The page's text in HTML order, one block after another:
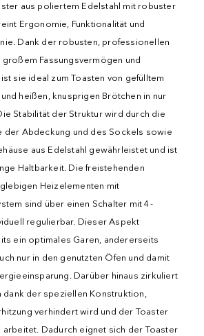
aus poliertem Edelstahl mit robuster
Ergonomie, Funktionalität und
Dank der robusten, professionellen
großem Fassungsvermögen und
sie ideal zum Toasten von gefülltem
heißen, knusprigen Brötchen in nur
Stabilität der Struktur wird durch die
der Abdeckung und des Sockels sowie
aus Edelstahl gewährleistet und ist
Haltbarkeit. Die freistehenden
Heizelementen mit
sind über einen Schalter mit 4-
regulierbar. Dieser Aspekt
ein optimales Garen, andererseits
nur in den genutzten Öfen und damit
Darüber hinaus zirkuliert
dank der speziellen Konstruktion,
verhindert wird und der Toaster
arbeitet. Dadurch eignet sich der Toaster